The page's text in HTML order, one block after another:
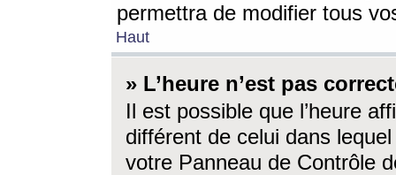
permettra de modifier tous
Haut
» L’heure n’est pas
Il est possible que l’heure
différent de celui dans
votre Panneau de Contrôle